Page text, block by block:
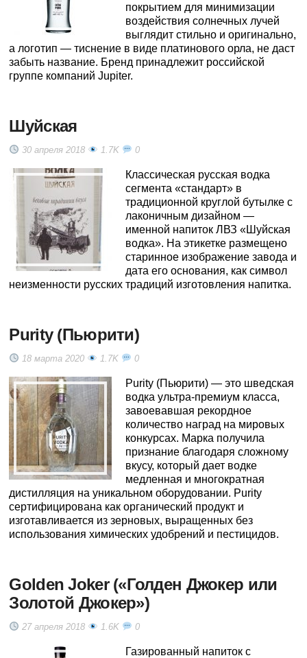
покрытием для минимизации
воздействия солнечных лучей
выглядит стильно и оригинально,
а логотип — тиснение в виде платинового орла, не даст
забыть название. Бренд принадлежит российской
группе компаний Jupiter.
Шуйская
30 апреля 2018 1.7K 0
Классическая русская водка
сегмента «стандарт» в
традиционной круглой бутылке с
лаконичным дизайном —
именной напиток ЛВЗ «Шуйская
водка». На этикетке размещено
старинное изображение завода и
дата его основания, как символ
неизменности русских традиций изготовления напитка.
Purity (Пьюрити)
18 марта 2020 1.7K 0
Purity (Пьюрити) — это шведская
водка ультра-премиум класса,
завоевавшая рекордное
количество наград на мировых
конкурсах. Марка получила
признание благодаря сложному
вкусу, который дает водке
медленная и многократная
дистилляция на уникальном оборудовании. Purity
сертифицирована как органический продукт и
изготавливается из зерновых, выращенных без
использования химических удобрений и пестицидов.
Golden Joker («Голден Джокер или
Золотой Джокер»)
27 апреля 2018 1.6K 0
Газированный напиток с